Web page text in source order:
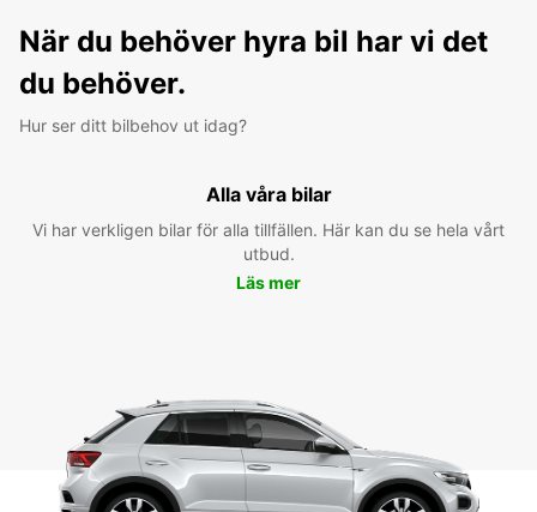
När du behöver hyra bil har vi det
du behöver.
Hur ser ditt bilbehov ut idag?
Alla våra bilar
Vi har verkligen bilar för alla tillfällen. Här kan du se hela vårt
utbud.
Läs mer